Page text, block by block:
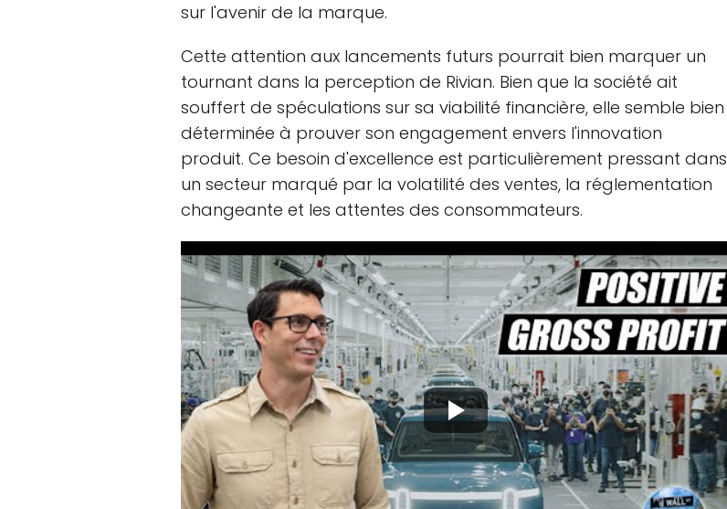
sur l'avenir de la marque.
Cette attention aux lancements futurs pourrait bien marquer un
tournant dans la perception de Rivian. Bien que la société ait
souffert de spéculations sur sa viabilité financière, elle semble bien
déterminée à prouver son engagement envers l'innovation
produit. Ce besoin d'excellence est particulièrement pressant dans
un secteur marqué par la volatilité des ventes, la réglementation
changeante et les attentes des consommateurs.